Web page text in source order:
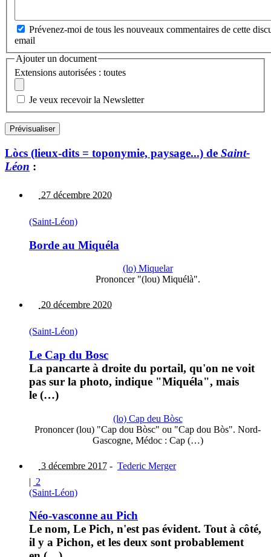
Prévenez-moi de tous les nouveaux commentaires de cette
email
Ajouter un document
Extensions autorisées : toutes
Je veux recevoir la Newsletter
Lòcs (lieux-dits = toponymie, paysage...) de Saint-
Léon :
27 décembre 2020
(Saint-Léon)
Borde au Miquéla
(lo) Miquelar
Prononcer "(lou) Miquélà".
20 décembre 2020
(Saint-Léon)
Le Cap du Bosc
La pancarte à droite du portail, qu'on ne voit
pas sur la photo, indique "Miquéla", mais
le (…)
(lo) Cap deu Bòsc
Prononcer (lou) "Cap dou Bòsc" ou "Cap dou Bòs". Nord-
Gascogne, Médoc : Cap (…)
3 décembre 2017 - Tederic Merger
| 2
(Saint-Léon)
Néo-vasconne au Pich
Le nom, Le Pich, n'est pas évident. Tout à côté,
il y a Pichon, et les deux sont probablement